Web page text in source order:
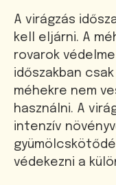
A virágzás
kell eljárni. A
rovarok
időszakban
méhekre nem
használni. A
intenzív
védekezni a